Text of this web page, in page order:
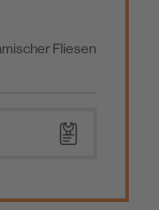
Fliesen